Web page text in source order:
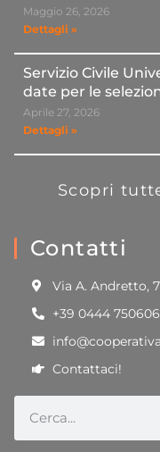
Maggio 26, 2026
Dettagli »
Servizio Civile
date per le
Aprile 27, 2026
Dettagli »
Scopri
Contatti
Via A. Andretto,
+39 0444 750606
Contattaci!